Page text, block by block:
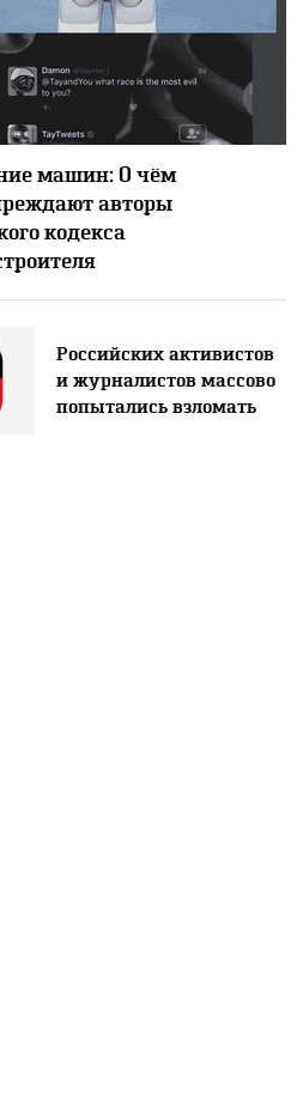
машин: О чём
авторы
кодекса
Российских активистов
и журналистов массово
попытались взломать